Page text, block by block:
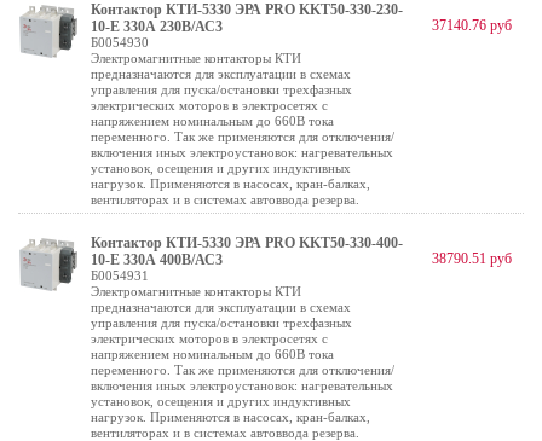
Контактор КТИ-5330 ЭРА PRO KKT50-330-230-
10-E 330А 230В/АС3
Б0054930
Электромагнитные контакторы КТИ
предназначаются для эксплуатации в схемах
управления для пуска/остановки трехфазных
электрических моторов в электросетях с
напряжением номинальным до 660В тока
переменного. Так же применяются для отключения/
включения иных электроустановок: нагревательных
установок, осещения и других индуктивных
нагрузок. Применяются в насосах, кран-балках,
вентиляторах и в системах автоввода резерва.
37140.76 руб
Контактор КТИ-5330 ЭРА PRO KKT50-330-400-
10-E 330А 400В/АС3
Б0054931
Электромагнитные контакторы КТИ
предназначаются для эксплуатации в схемах
управления для пуска/остановки трехфазных
электрических моторов в электросетях с
напряжением номинальным до 660В тока
переменного. Так же применяются для отключения/
включения иных электроустановок: нагревательных
установок, осещения и других индуктивных
нагрузок. Применяются в насосах, кран-балках,
вентиляторах и в системах автоввода резерва.
38790.51 руб